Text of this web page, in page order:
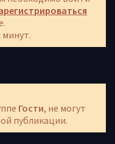
минут.
Гости, не могут
публикации.